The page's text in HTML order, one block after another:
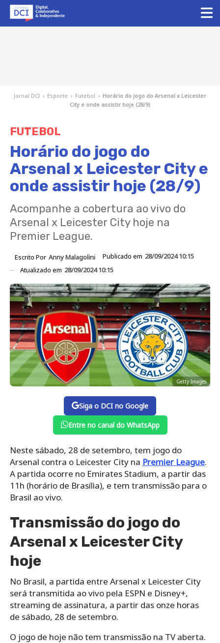
Jornal DCI › Esporte › Futebol › Horário do jogo do Arsenal x Leicester
City e onde assistir hoje (28/9)
FUTEBOL
Horário do jogo do
Arsenal x Leicester City e
onde assistir hoje (28/9)
Acompanhe a cobertura ao vivo do
Arsenal x Leicester City hoje na
Premier League.
Escrito Por Anny Malagolini Publicado em 28/09/2024 10:15
Atualizado em 28/09/2024 10:15
Getty Images
Siga o DCI no Google
Entre no canal do WhatsApp
Neste sábado, 28 de setembro, tem jogo do
Arsenal contra o Leicester City na Premier League.
A partida ocorre no Emirates Stadium, a partir das
11h (horário de Brasília), e tem transmissão para o
Brasil ao vivo.
Transmissão do jogo do
Arsenal x Leicester City
hoje
No Brasil, a partida entre Arsenal x Leicester City
será transmitida ao vivo pela ESPN e Disney+,
streaming de assinatura, a partir das onze horas
de sábado, 28 de setembro.
O jogo de hoje não tem transmissão na TV aberta.